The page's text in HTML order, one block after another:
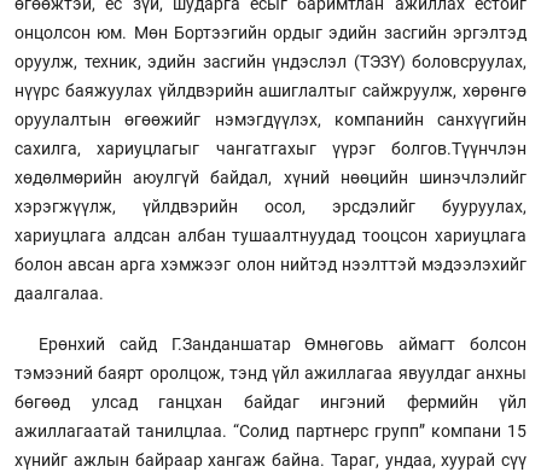
өгөөжтэй, ёс зүй, шударга ёсыг баримтлан ажиллах ёстойг
онцолсон юм. Мөн Бортээгийн ордыг эдийн засгийн эргэлтэд
оруулж, техник, эдийн засгийн үндэслэл (ТЭЗҮ) боловсруулах,
нүүрс баяжуулах үйлдвэрийн ашиглалтыг сайжруулж, хөрөнгө
оруулалтын өгөөжийг нэмэгдүүлэх, компанийн санхүүгийн
сахилга, хариуцлагыг чангатгахыг үүрэг болгов.Түүнчлэн
хөдөлмөрийн аюулгүй байдал, хүний нөөцийн шинэчлэлийг
хэрэгжүүлж, үйлдвэрийн осол, эрсдэлийг бууруулах,
хариуцлага алдсан албан тушаалтнуудад тооцсон хариуцлага
болон авсан арга хэмжээг олон нийтэд нээлттэй мэдээлэхийг
даалгалаа.
Ерөнхий сайд Г.Занданшатар Өмнөговь аймагт болсон
тэмээний баярт оролцож, тэнд үйл ажиллагаа явуулдаг анхны
бөгөөд улсад ганцхан байдаг ингэний фермийн үйл
ажиллагаатай танилцлаа. “Солид партнерс групп” компани 15
хүнийг ажлын байраар хангаж байна. Тараг, ундаа, хуурай сүү